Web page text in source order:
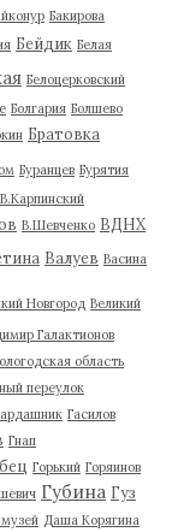
Бакирова
Бейдик Белая
Белоцерковский
Болгария Болшево
Братовка
Буранцев Бурятия
В.Карпинский
В.Шевченко ВДНХ
Валуев Васина
Новгород Великий
Галактионов
область
переулок
Гасилов
Гнап
Горький Горяинов
Губина Гуз
Даша Корягина